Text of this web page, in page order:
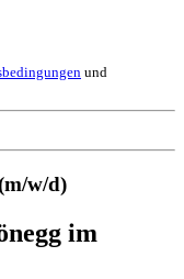
und
w/d)
im